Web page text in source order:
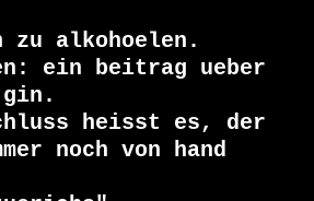
alkohoelen.
ein beitrag ueber
gin.
heisst es, der
noch von hand